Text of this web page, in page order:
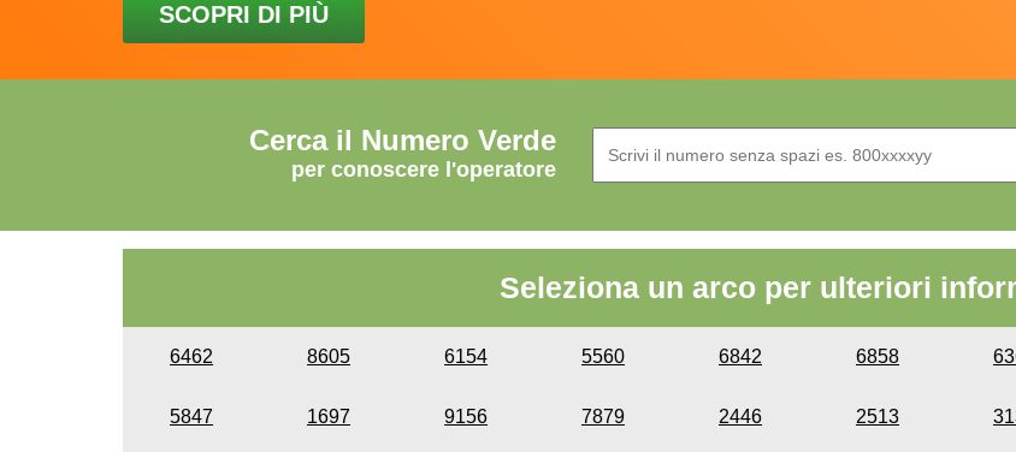
SCOPRI DI PIÙ
Cerca il Numero Verde
per conoscere l'operatore
Seleziona un arco per ulteriori
6462 8605 6154 5560 6842 6858
5847 1697 9156 7879 2446 2513